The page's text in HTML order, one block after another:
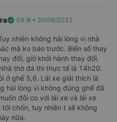
tốt nhất.
9 chỗ. Xe được cải tiến từ loại
Với loại ghế hạng thương gia
hiện đại.
ngày..
đến 6h tùy địa điểm đến. Tuy
do tình hình giao thông.
verified Đã đi • 30/08/2022
nhiên không hài lòng vì nhà
mà ko báo trước. Biển số thay
đổi, giờ khởi hành thay đổi.
thờ đá thì thực tế là 14h20.
ở ghế 5,6. Lái xe giải thích là
hài lòng vì không đúng ghế đã
đôi co với lái xe và lái xe
chốn, tuy nhiên t sẽ không
nữa.